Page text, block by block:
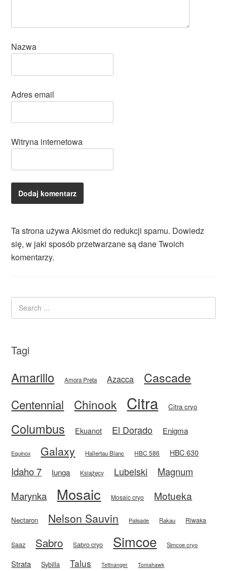
Nazwa
Adres email
Witryna internetowa
Ta strona używa Akismet do redukcji spamu. Dowiedz
się, w jaki sposób przetwarzane są dane Twoich
komentarzy.
Tagi
Amarillo Amora Preta Azacca Cascade
Centennial Chinook Citra Citra cryo
Columbus Ekuanot El Dorado Enigma
Equinox Galaxy Hallertau Blanc HBC 586 HBC 630
Idaho 7 Iunga Książęcy Lubelski
Magnum
Marynka
Mosaic Mosaic cryo Motueka
Nectaron Nelson Sauvin Palisade Rakau Riwaka
Saaz Sabro Sabro cryo Simcoe Simcoe cryo
Strata Sybilla Talus Tettnanger Tomahawk